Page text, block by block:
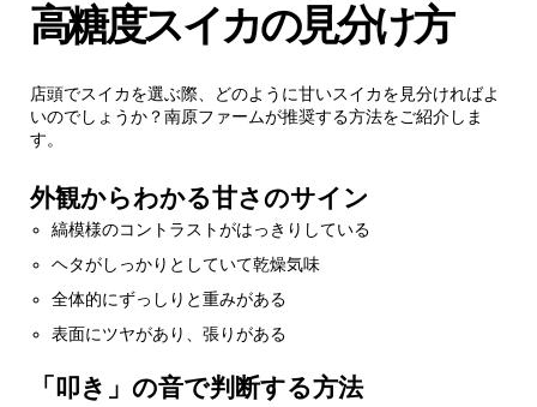
高糖度スイカの見分け方
店頭でスイカを選ぶ際、どのように甘いスイカを見分ければよ
いのでしょうか？南原ファームが推奨する方法をご紹介しま
す。
外観からわかる甘さのサイン
縞模様のコントラストがはっきりしている
ヘタがしっかりとしていて乾燥気味
全体的にずっしりと重みがある
表面にツヤがあり、張りがある
「叩き」の音で判断する方法